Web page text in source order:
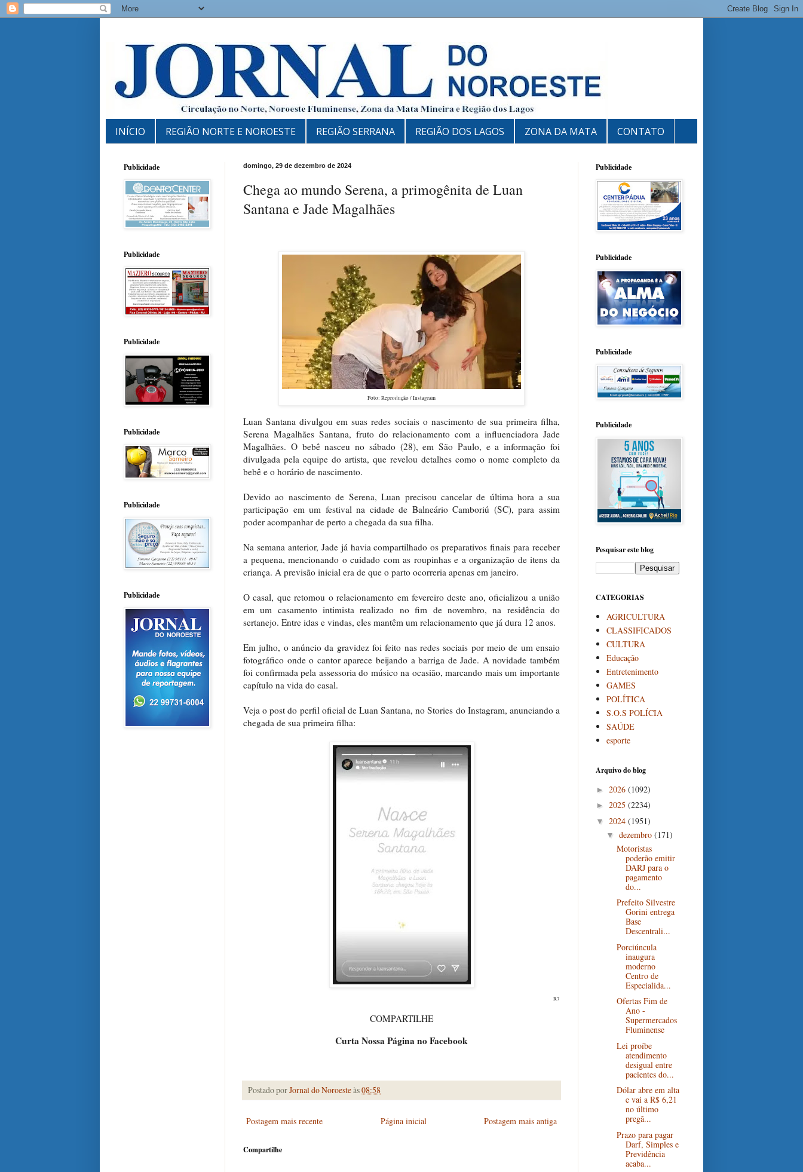
INÍCIO REGIÃO NORTE E NOROESTE REGIÃO SERRANA REGIÃO DOS LAGOS ZONA DA MATA CONTATO
domingo, 29 de dezembro de 2024
Chega ao mundo Serena, a primogênita de Luan
Santana e Jade Magalhães
Foto: Reprodução / Instagram
Luan Santana divulgou em suas redes sociais o nascimento de sua primeira filha,
Serena Magalhães Santana, fruto do relacionamento com a influenciadora Jade
Magalhães. O bebê nasceu no sábado (28), em São Paulo, e a informação foi
divulgada pela equipe do artista, que revelou detalhes como o nome completo da
bebê e o horário de nascimento.
Devido ao nascimento de Serena, Luan precisou cancelar de última hora a sua
participação em um festival na cidade de Balneário Camboriú (SC), para assim
poder acompanhar de perto a chegada da sua filha.
Na semana anterior, Jade já havia compartilhado os preparativos finais para receber
a pequena, mencionando o cuidado com as roupinhas e a organização de itens da
criança. A previsão inicial era de que o parto ocorreria apenas em janeiro.
O casal, que retomou o relacionamento em fevereiro deste ano, oficializou a união
em um casamento intimista realizado no fim de novembro, na residência do
sertanejo. Entre idas e vindas, eles mantêm um relacionamento que já dura 12 anos.
Em julho, o anúncio da gravidez foi feito nas redes sociais por meio de um ensaio
fotográfico onde o cantor aparece beijando a barriga de Jade. A novidade também
foi confirmada pela assessoria do músico na ocasião, marcando mais um importante
capítulo na vida do casal.
Veja o post do perfil oficial de Luan Santana, no Stories do Instagram, anunciando a
chegada de sua primeira filha:
R7
COMPARTILHE
Curta Nossa Página no Facebook
Postado porJornal do Noroesteàs08:58
Postagem mais recente Postagem mais antiga
Página inicial
Compartilhe
Publicidade
Publicidade
Publicidade
Publicidade
Publicidade
Publicidade
Publicidade
Publicidade
Publicidade
Publicidade
Pesquisar este blog
CATEGORIAS
AGRICULTURA
CLASSIFICADOS
CULTURA
Educação
Entretenimento
GAMES
POLÍTICA
S.O.S POLÍCIA
SAÚDE
esporte
Arquivo do blog
► 2026 (1092)
► 2025 (2234)
▼ 2024 (1951)
▼ dezembro (171)
Motoristas
poderão emitir
DARJ para o
pagamento
do...
Prefeito Silvestre
Gorini entrega
Base
Descentrali...
Porciúncula
inaugura
moderno
Centro de
Especialida...
Ofertas Fim de
Ano -
Supermercados
Fluminense
Lei proíbe
atendimento
desigual entre
pacientes do...
Dólar abre em alta
e vai a R$ 6,21
no último
pregã...
Prazo para pagar
Darf, Simples e
Previdência
acaba...